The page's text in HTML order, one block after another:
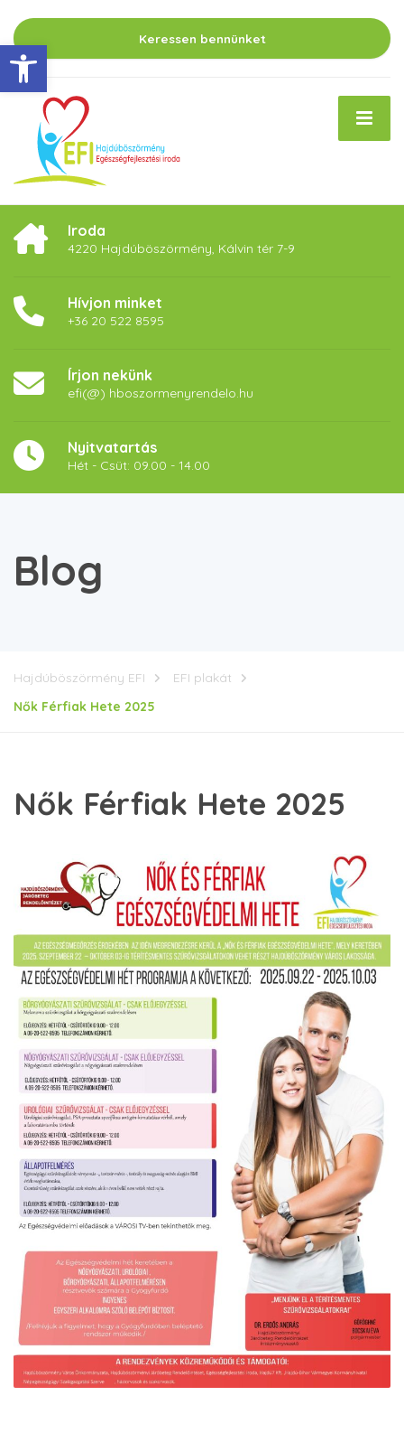
Eszköztár megnyitása
Keressen bennünket
Iroda
4220 Hajdúböszörmény, Kálvin tér 7-9
Hívjon minket
+36 20 522 8595
Írjon nekünk
efi(@) hboszormenyrendelo.hu
Nyitvatartás
Hét - Csüt: 09.00 - 14.00
Blog
Hajdúböszörmény EFI
EFI plakát
Nők Férfiak Hete 2025
Nők Férfiak Hete 2025